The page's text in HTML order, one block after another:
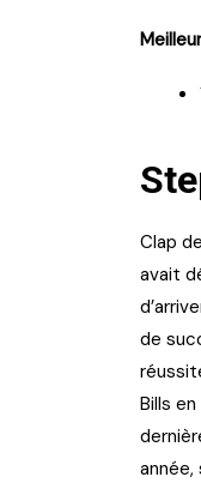
Clap
avait
de
Bills
année,